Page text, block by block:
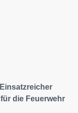
die Feuerwehr